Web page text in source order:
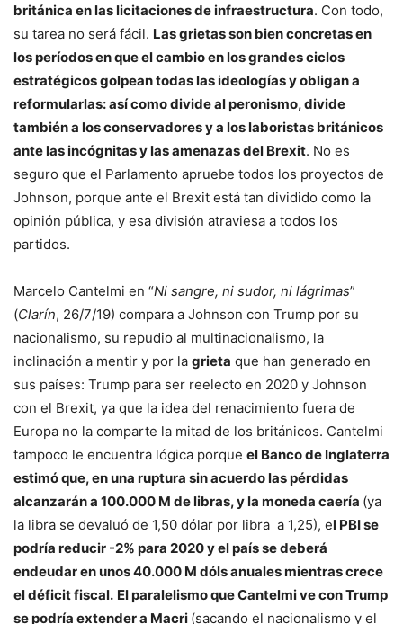
británica en las licitaciones de infraestructura. Con todo,
su tarea no será fácil. Las grietas son bien concretas en
los períodos en que el cambio en los grandes ciclos
estratégicos golpean todas las ideologías y obligan a
reformularlas: así como divide al peronismo, divide
también a los conservadores y a los laboristas británicos
ante las incógnitas y las amenazas del Brexit. No es
seguro que el Parlamento apruebe todos los proyectos de
Johnson, porque ante el Brexit está tan dividido como la
opinión pública, y esa división atraviesa a todos los
partidos.
Marcelo Cantelmi en “Ni sangre, ni sudor, ni lágrimas”
(Clarín, 26/7/19) compara a Johnson con Trump por su
nacionalismo, su repudio al multinacionalismo, la
inclinación a mentir y por la grieta que han generado en
sus países: Trump para ser reelecto en 2020 y Johnson
con el Brexit, ya que la idea del renacimiento fuera de
Europa no la comparte la mitad de los británicos. Cantelmi
tampoco le encuentra lógica porque el Banco de Inglaterra
estimó que, en una ruptura sin acuerdo las pérdidas
alcanzarán a 100.000 M de libras, y la moneda caería (ya
la libra se devaluó de 1,50 dólar por libra a 1,25), el PBI se
podría reducir -2% para 2020 y el país se deberá
endeudar en unos 40.000 M dóls anuales mientras crece
el déficit fiscal. El paralelismo que Cantelmi ve con Trump
se podría extender a Macri (sacando el nacionalismo y el